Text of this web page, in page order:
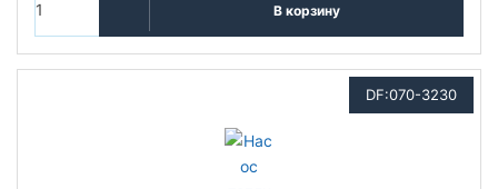
В корзину
DF:070-3230